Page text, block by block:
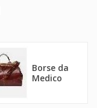
Borse da
Medico